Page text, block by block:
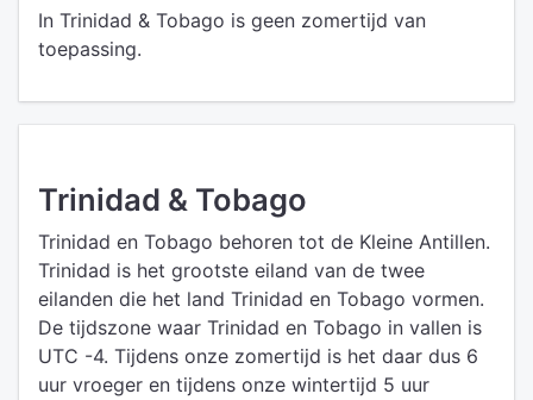
In Trinidad & Tobago is geen zomertijd van
toepassing.
Trinidad & Tobago
Trinidad en Tobago behoren tot de Kleine Antillen.
Trinidad is het grootste eiland van de twee
eilanden die het land Trinidad en Tobago vormen.
De tijdszone waar Trinidad en Tobago in vallen is
UTC -4. Tijdens onze zomertijd is het daar dus 6
uur vroeger en tijdens onze wintertijd 5 uur